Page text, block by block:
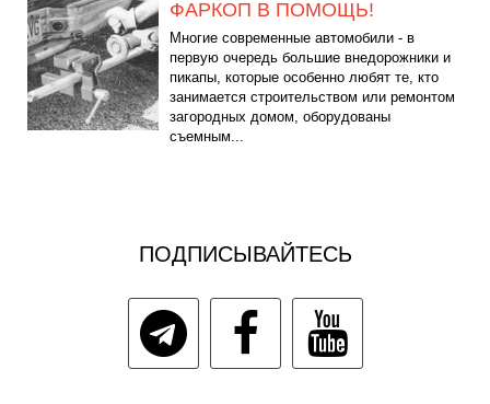
ФАРКОП В ПОМОЩЬ!
Многие современные автомобили - в
первую очередь большие внедорожники и
пикапы, которые особенно любят те, кто
занимается строительством или ремонтом
загородных домом, оборудованы
съемным...
ПОДПИСЫВАЙТЕСЬ